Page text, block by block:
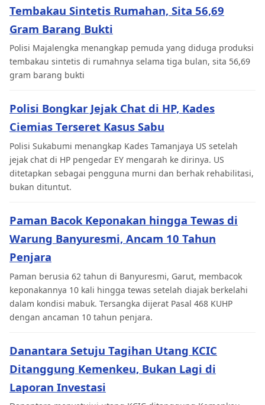
Tembakau Sintetis Rumahan, Sita 56,69
Gram Barang Bukti
Polisi Majalengka menangkap pemuda yang diduga produksi
tembakau sintetis di rumahnya selama tiga bulan, sita 56,69
gram barang bukti
Polisi Bongkar Jejak Chat di HP, Kades
Ciemias Terseret Kasus Sabu
Polisi Sukabumi menangkap Kades Tamanjaya US setelah
jejak chat di HP pengedar EY mengarah ke dirinya. US
ditetapkan sebagai pengguna murni dan berhak rehabilitasi,
bukan dituntut.
Paman Bacok Keponakan hingga Tewas di
Warung Banyuresmi, Ancam 10 Tahun
Penjara
Paman berusia 62 tahun di Banyuresmi, Garut, membacok
keponakannya 10 kali hingga tewas setelah diajak berkelahi
dalam kondisi mabuk. Tersangka dijerat Pasal 468 KUHP
dengan ancaman 10 tahun penjara.
Danantara Setuju Tagihan Utang KCIC
Ditanggung Kemenkeu, Bukan Lagi di
Laporan Investasi